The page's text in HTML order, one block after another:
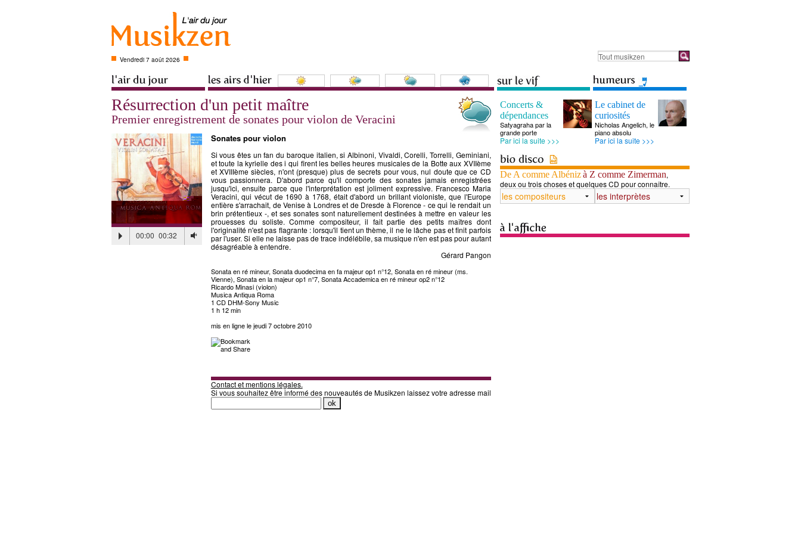
Vendredi 7 août 2026
Résurrection d'un petit maître
Premier enregistrement de sonates pour violon de Veracini
00:00 00:32
Sonates pour violon
Si vous êtes un fan du baroque italien, si Albinoni, Vivaldi, Corelli, Torrelli, Geminiani,
et toute la kyrielle des i qui firent les belles heures musicales de la Botte aux XVIIème
et XVIIIème siècles, n'ont (presque) plus de secrets pour vous, nul doute que ce CD
vous passionnera. D'abord parce qu'il comporte des sonates jamais enregistrées
jusqu'ici, ensuite parce que l'interprétation est joliment expressive. Francesco Maria
Veracini, qui vécut de 1690 à 1768, était d'abord un brillant violoniste, que l'Europe
entière s'arrachait, de Venise à Londres et de Dresde à Florence - ce qui le rendait un
brin prétentieux -, et ses sonates sont naturellement destinées à mettre en valeur les
prouesses du soliste. Comme compositeur, il fait partie des petits maîtres dont
l'originalité n'est pas flagrante : lorsqu'il tient un thème, il ne le lâche pas et finit parfois
par l'user. Si elle ne laisse pas de trace indélébile, sa musique n'en est pas pour autant
désagréable à entendre.
Gérard Pangon
Sonata en ré mineur, Sonata duodecima en fa majeur op1 n°12, Sonata en ré mineur (ms.
Vienne), Sonata en la majeur op1 n°7, Sonata Accademica en ré mineur op2 n°12
Ricardo Minasi (violon)
Musica Antiqua Roma
1 CD DHM-Sony Music
1 h 12 min
mis en ligne le jeudi 7 octobre 2010
Contact et mentions légales.
Si vous souhaitez être informé des nouveautés de Musikzen laissez votre adresse mail
Concerts &
dépendances
Satyagraha par la
grande porte
Par ici la suite >>>
Le cabinet de
curiosités
Nicholas Angelich, le
piano absolu
Par ici la suite >>>
De A comme Albénizà Z comme Zimerman,
deux ou trois choses et quelques CD pour connaître.